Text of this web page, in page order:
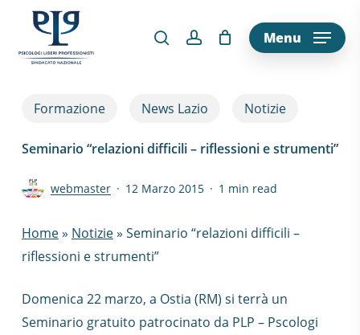
main
Menu
Formazione News Lazio Notizie
Seminario “relazioni difficili – riflessioni e strumenti”
webmaster 12 Marzo 2015 1 min read
Home» Notizie» Seminario “relazioni difficili –
riflessioni e strumenti”
Domenica 22 marzo, a Ostia (RM) si terrà un
Seminario gratuito patrocinato da PLP – Pscologi